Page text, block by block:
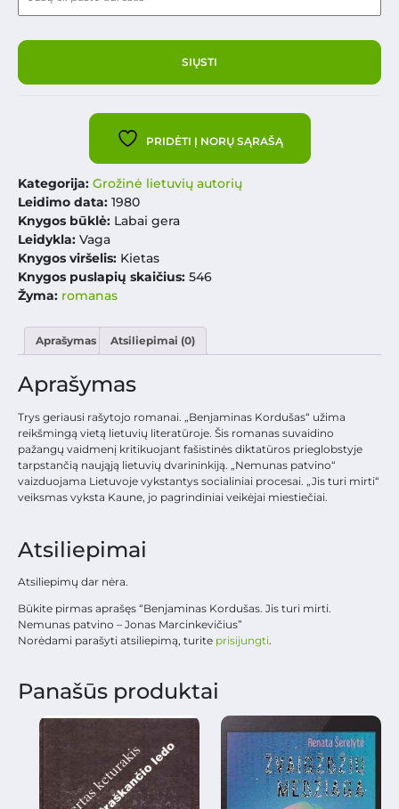
PRIDĖTI Į NORŲ SĄRAŠĄ
Kategorija: Grožinė lietuvių autorių
Leidimo data: 1980
Knygos būklė: Labai gera
Leidykla: Vaga
Knygos viršelis: Kietas
Knygos puslapių skaičius: 546
Žyma: romanas
Aprašymas Atsiliepimai (0)
Aprašymas
Trys geriausi rašytojo romanai. „Benjaminas Kordušas“ užima
reikšmingą vietą lietuvių literatūroje. Šis romanas suvaidino
pažangų vaidmenį kritikuojant fašistinės diktatūros prieglobstyje
tarpstančią naująją lietuvių dvarininkiją. „Nemunas patvino“
vaizduojama Lietuvoje vykstantys socialiniai procesai. „Jis turi mirti“
veiksmas vyksta Kaune, jo pagrindiniai veikėjai miestiečiai.
Atsiliepimai
Atsiliepimų dar nėra.
Būkite pirmas aprašęs “Benjaminas Kordušas. Jis turi mirti.
Nemunas patvino – Jonas Marcinkevičius”
Norėdami parašyti atsiliepimą, turite prisijungti.
Panašūs produktai